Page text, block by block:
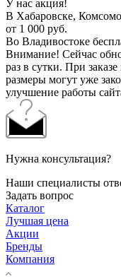
У нас акция!
В Хабаровске,
от 1 000 руб.
Во Владивостоке
Внимание! Сейчас
раз в сутки. При
размеры могут уже
улучшение работы
Нужна консультация?
Наши специалисты
Задать вопрос
Каталог
Лучшая цена
Акции
Бренды
Компания